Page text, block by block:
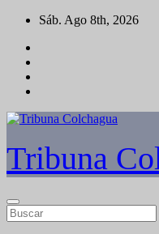
Saltar
contenido
Sáb. Ago 8th, 2026
Tribuna